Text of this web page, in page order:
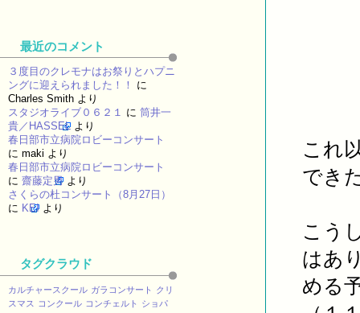
これ
でき
こう
はあ
める
最近のコメント
３度目のクレモナはお祭りとハプニ
ングに迎えられました！！
に
Charles Smith より
スタジオライブ０６２１ に 筒井一
貴／HASSEL より
春日部市立病院ロビーコンサート
に maki より
春日部市立病院ロビーコンサート
に 齋藤定男 より
さくらの杜コンサート（8月27日）
に KEI より
タグクラウド
カルチャースクール ガラコンサート
クリ
スマス
コンクール コンチェルト
ショパ